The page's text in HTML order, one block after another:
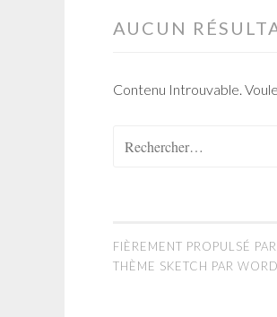
AUCUN
Contenu Introuvable.
FIÈREMENT PROPULSÉ
THÈME SKETCH PAR